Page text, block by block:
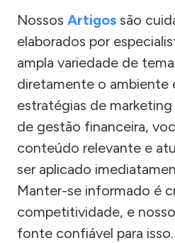
Nossos Artigos são
elaborados por
ampla variedade de
diretamente o ambiente
estratégias de
de gestão financeira,
conteúdo relevante e
ser aplicado
Manter-se informado é
competitividade, e
fonte confiável para isso.